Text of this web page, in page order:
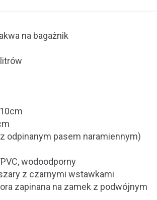
na bagażnik
odpinanym pasem naramiennym)
wodoodporny
z czarnymi wstawkami
zapinana na zamek z podwójnym